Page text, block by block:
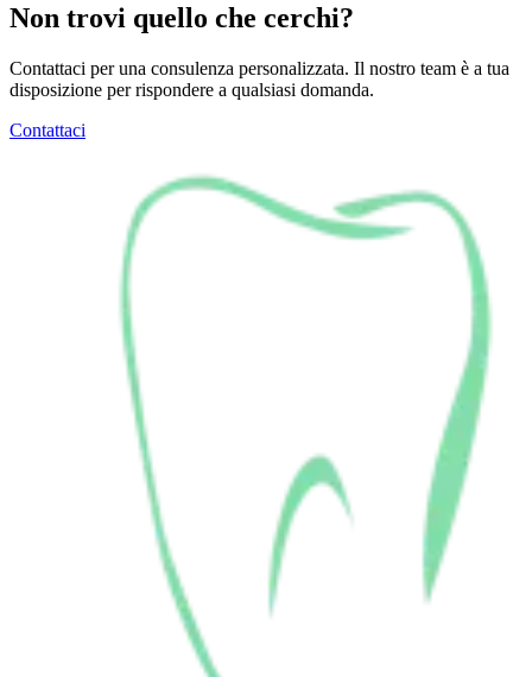
Non trovi quello che cerchi?
Contattaci per una consulenza personalizzata. Il nostro team è a tua
disposizione per rispondere a qualsiasi domanda.
Contattaci